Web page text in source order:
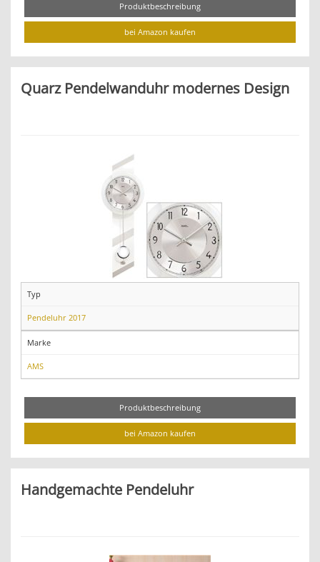
Produktbeschreibung
bei Amazon kaufen
Quarz Pendelwanduhr modernes Design
Typ
Pendeluhr 2017
Marke
AMS
Produktbeschreibung
bei Amazon kaufen
Handgemachte Pendeluhr